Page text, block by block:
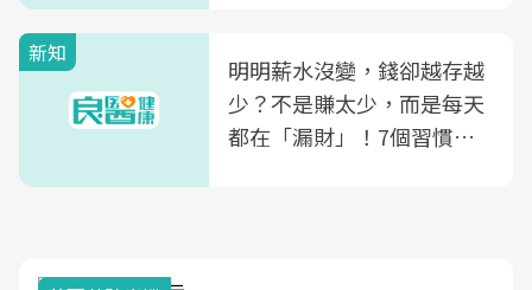
新知
明明薪水沒變，錢卻越存越
少？不是賺太少，而是每天
都在「漏財」！7個習慣一